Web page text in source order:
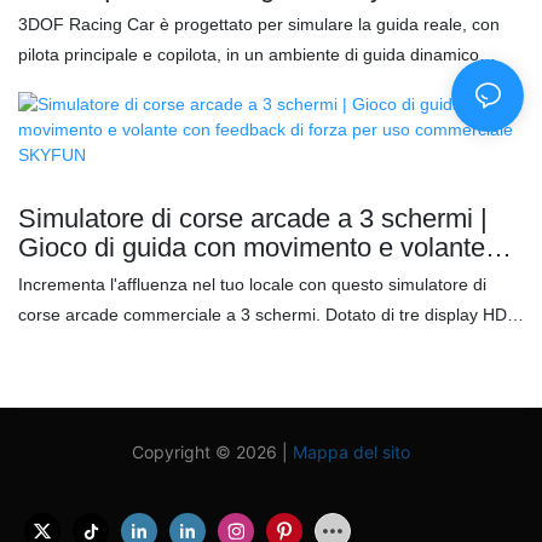
Technology Co.,Ltd
3DOF Racing Car è progettato per simulare la guida reale, con
pilota principale e copilota, in un ambiente di guida dinamico
multidirezionale più realistico, rendendo la guida più interessante
e realistica. Caratteristiche: ✅ Esperienza reale di corse
automobilistiche ✅ Lo schermo ad alta definizione su tre lati
Movimento 3DOF con movimento ✅ Simula la guida reale, con
pilota principale e copilota, in un ambiente più realistico
Simulatore di corse arcade a 3 schermi |
Gioco di guida con movimento e volante
con feedback di forza per uso commerciale
SKYFUN
Incrementa l'affluenza nel tuo locale con questo simulatore di
corse arcade commerciale a 3 schermi. Dotato di tre display HD
per sale giochi, centri commerciali, parchi divertimento e centri a
pagamento per massimizzare i ricavi.
Copyright © 2026 | Mappa del sito